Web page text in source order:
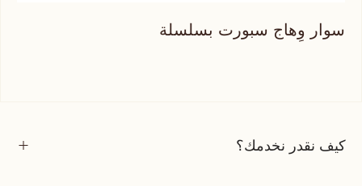
سوار وِهاج سبورت بسلسلة
كيف نقدر نخدمك؟